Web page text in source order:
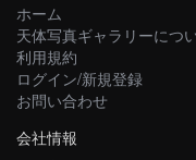
ホーム
天体写真ギャラリーにつ
利用規約
ログイン/新規登録
お問い合わせ
会社情報